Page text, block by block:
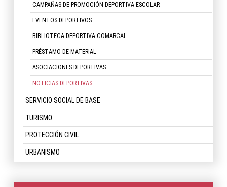
CAMPAÑAS DE PROMOCIÓN DEPORTIVA ESCOLAR
EVENTOS DEPORTIVOS
BIBLIOTECA DEPORTIVA COMARCAL
PRÉSTAMO DE MATERIAL
ASOCIACIONES DEPORTIVAS
NOTICIAS DEPORTIVAS
SERVICIO SOCIAL DE BASE
TURISMO
PROTECCIÓN CIVIL
URBANISMO